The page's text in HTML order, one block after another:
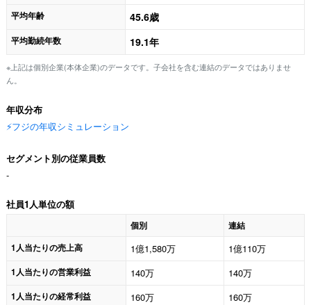
平均年齢 45.6歳
平均勤続年数 19.1年
※上記は個別企業(本体企業)のデータです。子会社を含む連結のデータではありませ
ん。
年収分布
⚡️フジの年収シミュレーション
セグメント別の従業員数
-
社員1人単位の額
個別
連結
1人当たりの売上高
1億1,580万 1億110万
1人当たりの営業利益 140万 140万
1人当たりの経常利益 160万 160万